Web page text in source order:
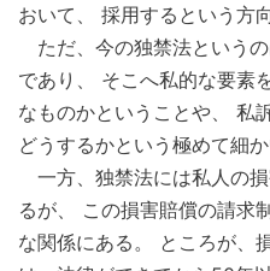
おいて、 採用するという方
ただ、今の独禁法という
であり、 そこへ私的な要素
なものかということや、 私
どうするかという極めて細
一方、独禁法には私人の
るが、 この損害賠償の請求
な関係にある。 ところが、